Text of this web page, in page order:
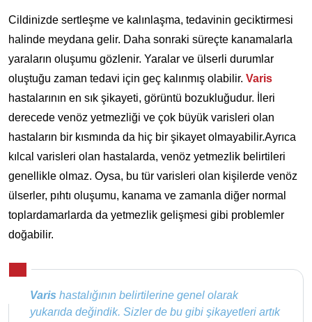
Cildinizde sertleşme ve kalınlaşma, tedavinin geciktirmesi
halinde meydana gelir. Daha sonraki süreçte kanamalarla
yaraların oluşumu gözlenir. Yaralar ve ülserli durumlar
oluştuğu zaman tedavi için geç kalınmış olabilir. Varis
hastalarının en sık şikayeti, görüntü bozukluğudur. İleri
derecede venöz yetmezliği ve çok büyük varisleri olan
hastaların bir kısmında da hiç bir şikayet olmayabilir.Ayrıca
kılcal varisleri olan hastalarda, venöz yetmezlik belirtileri
genellikle olmaz. Oysa, bu tür varisleri olan kişilerde venöz
ülserler, pıhtı oluşumu, kanama ve zamanla diğer normal
toplardamarlarda da yetmezlik gelişmesi gibi problemler
doğabilir.
Varis hastalığının belirtilerine genel olarak
yukarıda değindik. Sizler de bu gibi şikayetleri artık